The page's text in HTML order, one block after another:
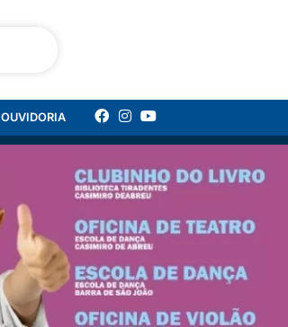
OUVIDORIA